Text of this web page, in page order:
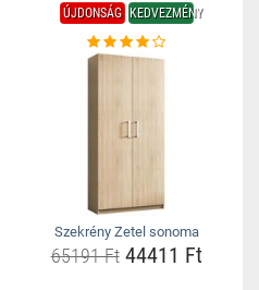
ÚJDONSÁG KEDVEZMÉNY
Szekrény Zetel sonoma
65191 Ft44411 Ft